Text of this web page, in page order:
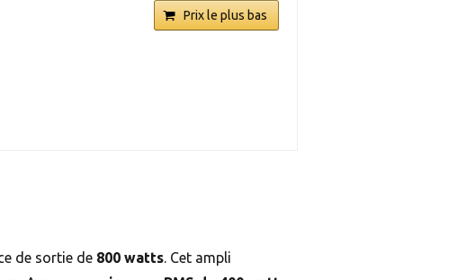
Prix le plus bas
de sortie de 800 watts. Cet ampli